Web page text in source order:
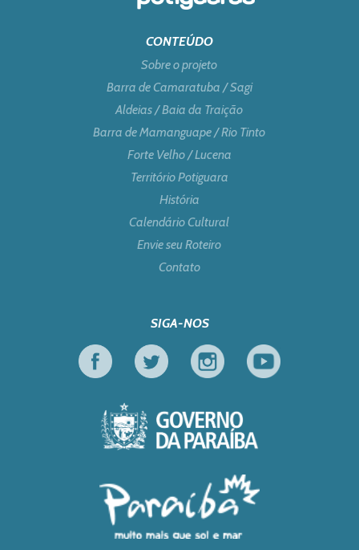
CONTEÚDO
Sobre o projeto
Barra de Camaratuba / Sagi
Aldeias / Baia da Traição
Barra de Mamanguape / Rio Tinto
Forte Velho / Lucena
Território Potiguara
História
Calendário Cultural
Envie seu Roteiro
Contato
SIGA-NOS
Facebook
Twitter Instagram